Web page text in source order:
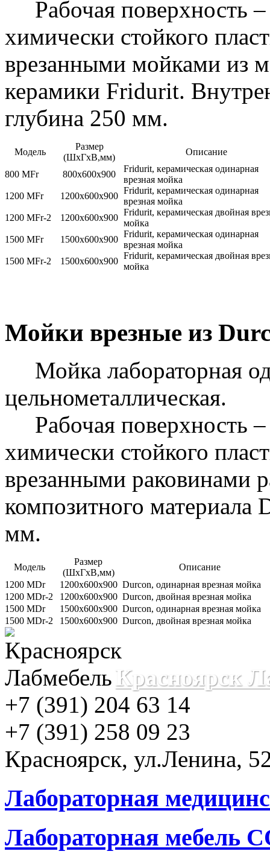
Рабочая поверхность –
химически стойкого
врезанными мойками из
керамики Fridurit.
глубина 250 мм.
Модель
Размер
(ШхГхВ,мм)
Описание
800 МFr 800х600х900
Fridurit, керамическая одинарная
врезная мойка
1200 МFr
1200х600х900
Fridurit, керамическая одинарная
врезная мойка
1200 МFr-2
1200х600х900
Fridurit, керамическая двойная
мойка
1500 МFr
1500х600х900
Fridurit, керамическая одинарная
врезная мойка
1500 МFr-2
1500х600х900
Fridurit, керамическая двойная
мойка
Мойки врезные из
Мойка лабораторная
цельнометаллическая.
Рабочая поверхность –
химически стойкого
врезанными раковинами
композитного материала
мм.
Модель
Размер
(ШхГхВ,мм)
Описание
1200 МDr
1200х600х900 Durcon, одинарная врезная мойка
1200 МDr-2
1200х600х900 Durcon, двойная врезная мойка
1500 МDr
1500х600х900 Durcon, одинарная врезная мойка
1500 МDr-2
1500х600х900 Durcon, двойная врезная мойка
Красноярск
+7 (391) 204 63 14
+7 (391) 258 09 23
Красноярск, ул.Ленина,
Лабораторная
Лабораторная мебель